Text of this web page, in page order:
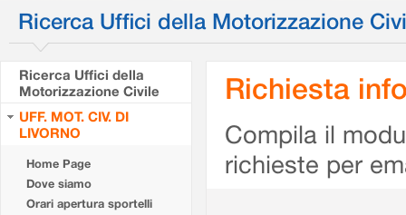
Ricerca Uffici della Motorizzazione
Ricerca Uffici della
Motorizzazione Civile
UFF. MOT. CIV. DI
LIVORNO
Home Page
Dove siamo
Orari apertura sportelli
Richiesta
Compila il
richieste per